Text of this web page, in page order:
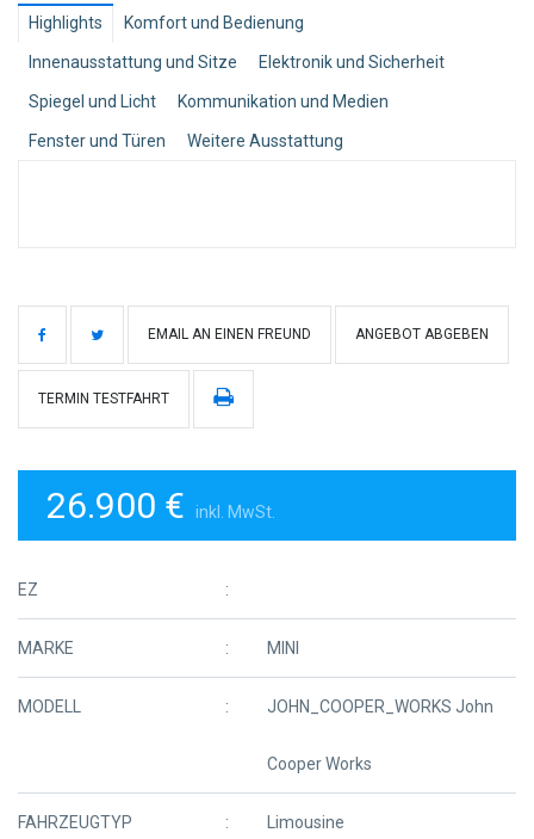
Highlights Komfort und Bedienung
Innenausstattung und Sitze Elektronik und Sicherheit
Spiegel und Licht Kommunikation und Medien
Fenster und Türen Weitere Ausstattung
EMAIL AN EINEN FREUND ANGEBOT ABGEBEN
TERMIN TESTFAHRT
26.900 € inkl. MwSt.
EZ
MARKE MINI
MODELL JOHN_COOPER_WORKS John
Cooper Works
FAHRZEUGTYP Limousine